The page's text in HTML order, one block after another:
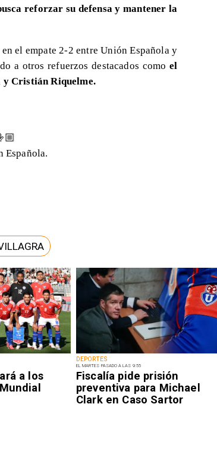
a los
DEPORTES
EL MARTES PASADO A LAS 9:55
Fiscalía pide prisión
preventiva para Michael
Clark en Caso Sartor
reforzar su defensa y mantener la
el empate 2-2 entre Unión Española y
a otros refuerzos destacados como el
Cristián Riquelme.
Española.